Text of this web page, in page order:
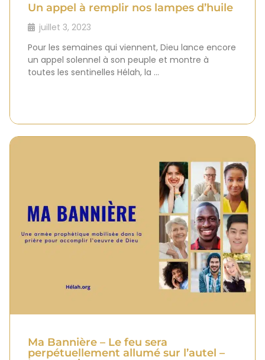
Un appel à remplir nos lampes d’huile
juillet 3, 2023
Pour les semaines qui viennent, Dieu lance encore
un appel solennel à son peuple et montre à
toutes les sentinelles Hélah, la …
Ma Bannière – Le feu sera
perpétuellement allumé sur l’autel –